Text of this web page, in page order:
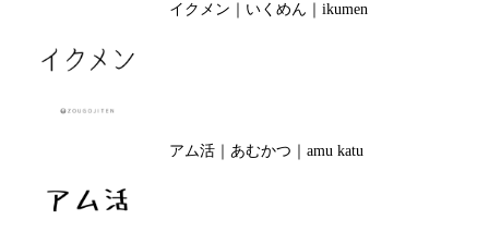
イクメン｜いくめん｜ikumen
アム活｜あむかつ｜amu katu